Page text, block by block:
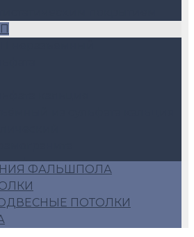
фальшпола
600*600
ФАЛЬШПОЛА
ПОТОЛКИ